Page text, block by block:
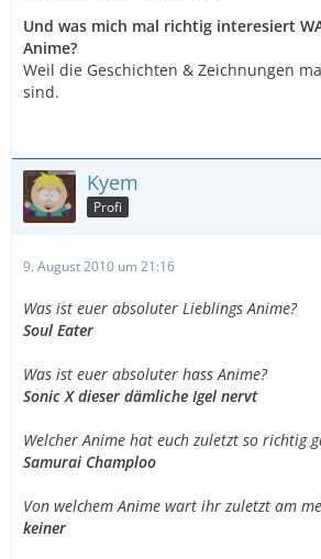
Und was mich mal richtig interesiert
Anime?
Weil die Geschichten & Zeichnungen
sind.
Kyem
Profi
9. August 2010 um 21:16
Was ist euer absoluter Lieblings Anime?
Soul Eater
Was ist euer absoluter hass Anime?
Sonic X dieser dämliche Igel nervt
Welcher Anime hat euch zuletzt so richtig
Samurai Champloo
Von welchem Anime wart ihr zuletzt am
keiner